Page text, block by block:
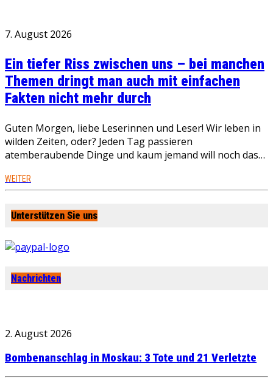
7. August 2026
Ein tiefer Riss zwischen uns – bei manchen
Themen dringt man auch mit einfachen
Fakten nicht mehr durch
Guten Morgen, liebe Leserinnen und Leser! Wir leben in
wilden Zeiten, oder? Jeden Tag passieren
atemberaubende Dinge und kaum jemand will noch das…
WEITER
Unterstützen Sie uns
Nachrichten
2. August 2026
Bombenanschlag in Moskau: 3 Tote und 21 Verletzte